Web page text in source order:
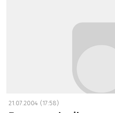
21.07.2004 (17:58)